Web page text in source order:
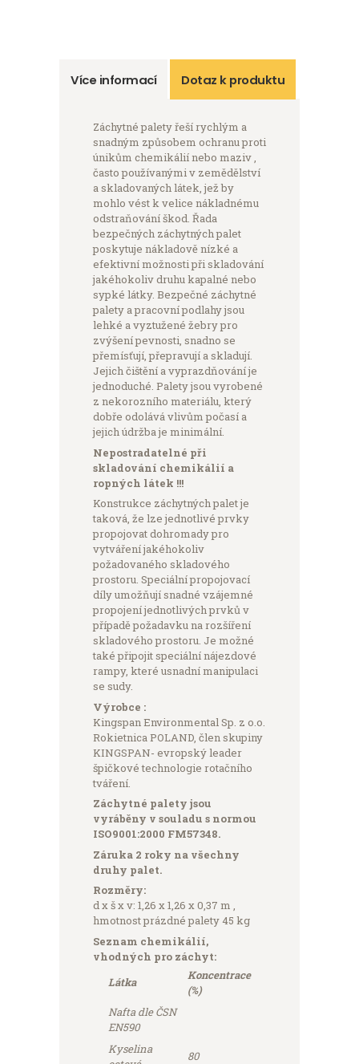
Více informací Dotaz k produktu
Záchytné palety řeší rychlým a
snadným způsobem ochranu proti
únikům chemikálií nebo maziv ,
často používanými v zemědělství
a skladovaných látek, jež by
mohlo vést k velice nákladnému
odstraňování škod. Řada
bezpečných záchytných palet
poskytuje nákladově nízké a
efektivní možnosti při skladování
jakéhokoliv druhu kapalné nebo
sypké látky. Bezpečné záchytné
palety a pracovní podlahy jsou
lehké a vyztužené žebry pro
zvýšení pevnosti, snadno se
přemísťují, přepravují a skladují.
Jejich čištění a vyprazdňování je
jednoduché. Palety jsou vyrobené
z nekorozního materiálu, který
dobře odolává vlivům počasí a
jejich údržba je minimální.
Nepostradatelné při
skladování chemikálií a
ropných látek !!!
Konstrukce záchytných palet je
taková, že lze jednotlivé prvky
propojovat dohromady pro
vytváření jakéhokoliv
požadovaného skladového
prostoru. Speciální propojovací
díly umožňují snadné vzájemné
propojení jednotlivých prvků v
případě požadavku na rozšíření
skladového prostoru. Je možné
také připojit speciální nájezdové
rampy, které usnadní manipulaci
se sudy.
Výrobce :
Kingspan Environmental Sp. z o.o.
Rokietnica POLAND, člen skupiny
KINGSPAN- evropský leader
špičkové technologie rotačního
tváření.
Záchytné palety jsou
vyráběny v souladu s normou
ISO9001:2000 FM57348.
Záruka 2 roky na všechny
druhy palet.
Rozměry:
d x š x v: 1,26 x 1,26 x 0,37 m ,
hmotnost prázdné palety 45 kg
Seznam chemikálií,
vhodných pro záchyt:
Látka
Koncentrace
(%)
Naftadle ČSN
EN590
Kyselina
80